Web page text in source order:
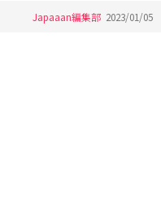
Japaaan編集部 2023/01/05